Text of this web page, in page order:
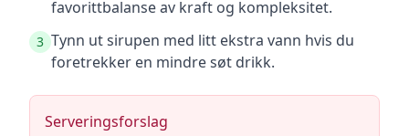
favorittbalanse av kraft og kompleksitet.
3 Tynn ut sirupen med litt ekstra vann hvis du
foretrekker en mindre søt drikk.
Serveringsforslag